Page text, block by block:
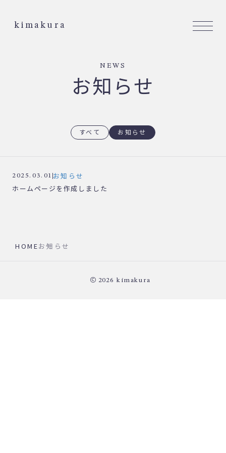
kimakura
NEWS
お知らせ
すべて お知らせ
2025.03.01 お知らせ
ホームページを作成しました
HOMEお知らせ
2026 kimakura